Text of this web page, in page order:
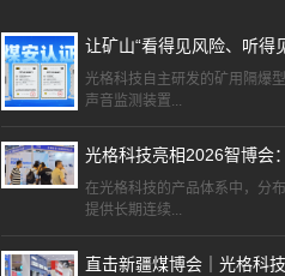
让矿山“看得见风险、听得
光格科技自主研发的矿用隔爆
声音监测装置...
光格科技亮相2026智博会
在光格科技的产品体系中，分
提供长期连续...
直击新疆煤博会｜光格科技